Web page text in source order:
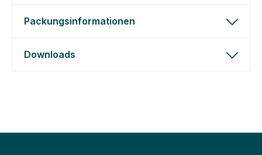
Packungsinformationen
Downloads